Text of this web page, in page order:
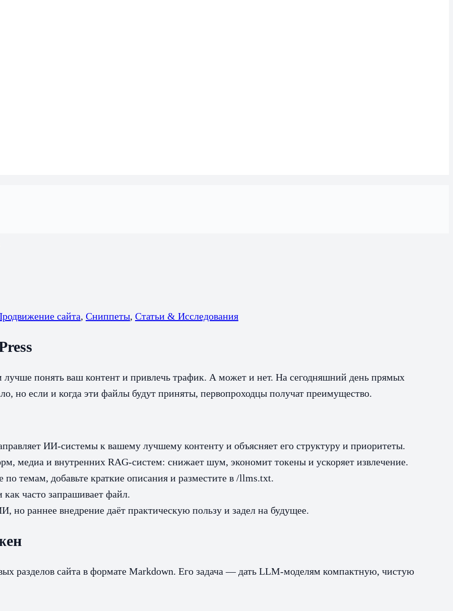
сайта, Сниппеты, Статьи & Исследования
понять ваш контент и привлечь трафик. А может и нет. На сегодняшний день прямых
но если и когда эти файлы будут приняты, первопроходцы получат преимущество.
ИИ‑системы к вашему лучшему контенту и объясняет его структуру и приоритеты.
медиа и внутренних RAG‑систем: снижает шум, экономит токены и ускоряет извлечение.
темам, добавьте краткие описания и разместите в /llms.txt.
часто запрашивает файл.
но раннее внедрение даёт практическую пользу и задел на будущее.
разделов сайта в формате Markdown. Его задача — дать LLM‑моделям компактную, чистую